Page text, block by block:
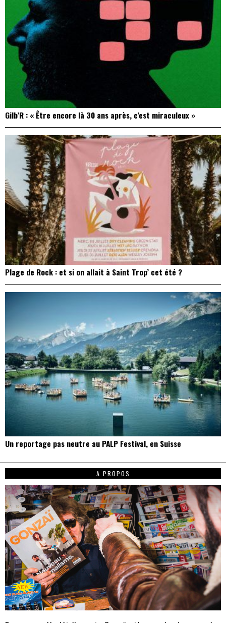
Gilb’R : « Être encore là 30 ans après, c’est miraculeux »
Plage de Rock : et si on allait à Saint Trop’ cet été ?
Un reportage pas neutre au PALP Festival, en Suisse
A PROPOS